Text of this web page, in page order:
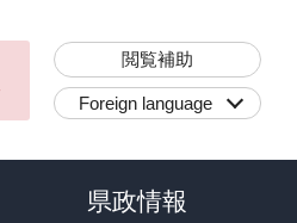
閲覧補助
Foreign language
県政情報